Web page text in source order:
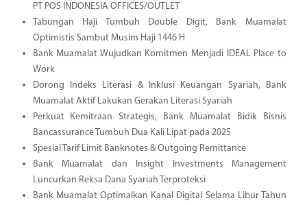
PT POS INDONESIA OFFICES/OUTLET
Tabungan Haji Tumbuh Double Digit, Bank Muamalat
Optimistis Sambut Musim Haji 1446 H
Bank Muamalat Wujudkan Komitmen Menjadi IDEAL Place to
Work
Dorong Indeks Literasi & Inklusi Keuangan Syariah, Bank
Muamalat Aktif Lakukan Gerakan Literasi Syariah
Perkuat Kemitraan Strategis, Bank Muamalat Bidik Bisnis
Bancassurance Tumbuh Dua Kali Lipat pada 2025
Spesial Tarif Limit Banknotes & Outgoing Remittance
Bank Muamalat dan Insight Investments Management
Luncurkan Reksa Dana Syariah Terproteksi
Bank Muamalat Optimalkan Kanal Digital Selama Libur Tahun